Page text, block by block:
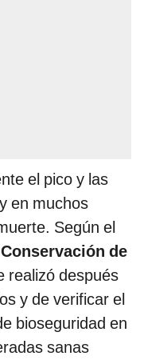
el pico y las
en muchos
Según el
de
realizó después
y de verificar el
bioseguridad en
sanas